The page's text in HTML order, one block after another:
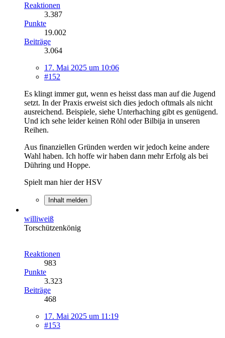
Reaktionen
3.387
Punkte
19.002
Beiträge
3.064
17. Mai 2025 um 10:06
#152
Es klingt immer gut, wenn es heisst dass man auf die Jugend
setzt. In der Praxis erweist sich dies jedoch oftmals als nicht
ausreichend. Beispiele, siehe Unterhaching gibt es genügend.
Und ich sehe leider keinen Röhl oder Bilbija in unseren
Reihen.
Aus finanziellen Gründen werden wir jedoch keine andere
Wahl haben. Ich hoffe wir haben dann mehr Erfolg als bei
Dühring und Hoppe.
Spielt man hier der HSV
Inhalt melden
williweiß
Torschützenkönig
Reaktionen
983
Punkte
3.323
Beiträge
468
17. Mai 2025 um 11:19
#153